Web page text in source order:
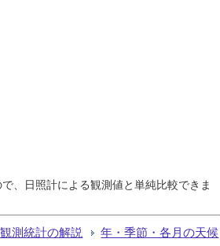
、日照計による観測値と単純比較できま
測統計の解説 年・季節・各月の天候